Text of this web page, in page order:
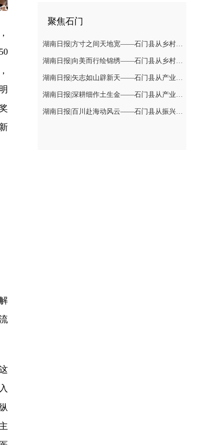
聚焦石门
湖南日报|方寸之间天地宽——石门县从乡村治理上探索有效衔接新路径
湖南日报|向美而行绘锦绣——石门县从乡村建设上探索有效衔接新路径
湖南日报|矢志如山辟新天——石门县从产业发展上探索有效衔接新路径（下）
湖南日报|深耕细作土生金——石门县从产业发展上探索有效衔接新路径(上)
湖南日报|百川赴海动风云——石门县从振兴力量上探索有效衔接新路径